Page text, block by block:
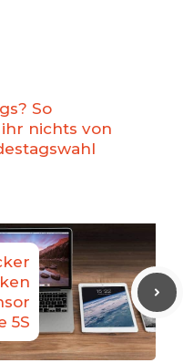
So
nichts von
5S